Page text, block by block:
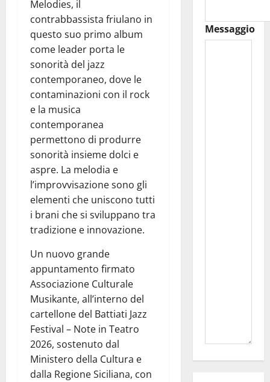
Melodies, il
contrabbassista friulano in
questo suo primo album
come leader porta le
sonorità del jazz
contemporaneo, dove le
contaminazioni con il rock
e la musica
contemporanea
permettono di produrre
sonorità insieme dolci e
aspre. La melodia e
l’improvvisazione sono gli
elementi che uniscono tutti
i brani che si sviluppano tra
tradizione e innovazione.
Un nuovo grande
appuntamento firmato
Associazione Culturale
Musikante, all’interno del
cartellone del Battiati Jazz
Festival – Note in Teatro
2026, sostenuto dal
Ministero della Cultura e
dalla Regione Siciliana, con
Messaggio